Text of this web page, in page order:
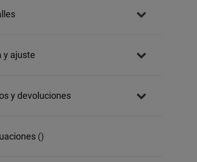
y ajuste
y devoluciones
()